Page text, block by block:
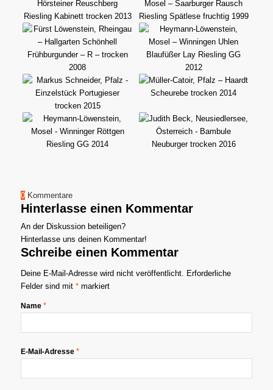
0 Kommentare
Hinterlasse einen Kommentar
An der Diskussion beteiligen?
Hinterlasse uns deinen Kommentar!
Schreibe einen Kommentar
Deine E-Mail-Adresse wird nicht veröffentlicht.
Erforderliche
Felder sind mit *markiert
Name *
E-Mail-Adresse *